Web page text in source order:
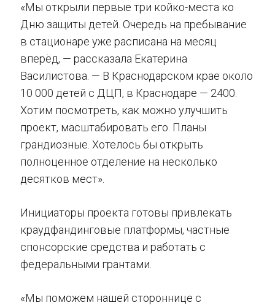
«Мы открыли первые три койко-места ко
Дню защиты детей. Очередь на пребывание
в стационаре уже расписана на месяц
вперёд, — рассказала Екатерина
Василистова. — В Краснодарском крае около
10 000 детей с ДЦП, в Краснодаре — 2400.
Хотим посмотреть, как можно улучшить
проект, масштабировать его. Планы
грандиозные. Хотелось бы открыть
полноценное отделение на несколько
десятков мест».
Инициаторы проекта готовы привлекать
краудфандинговые платформы, частные
спонсорские средства и работать с
федеральными грантами.
«Мы поможем нашей стороннице с